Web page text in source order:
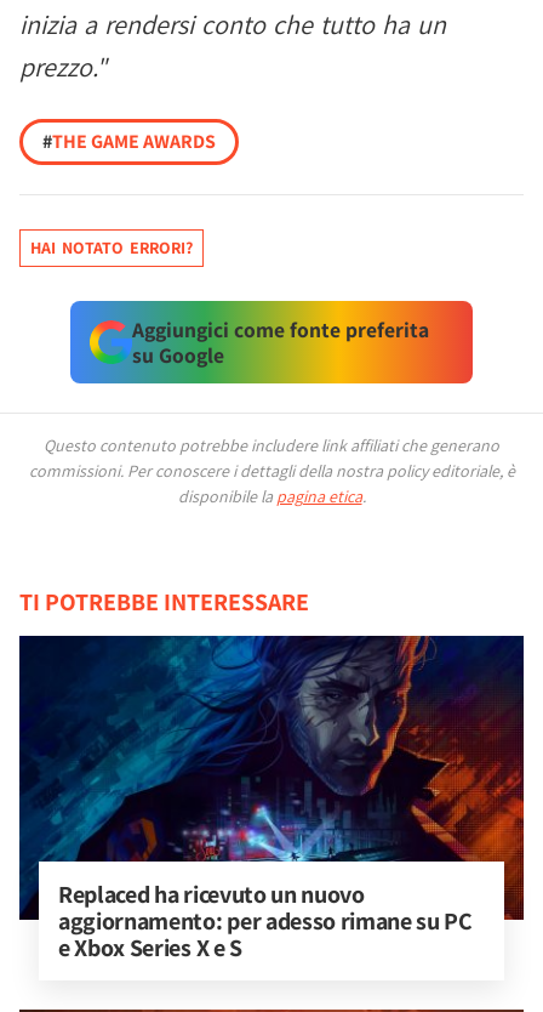
inizia a rendersi conto che tutto ha un
prezzo."
#THE GAME AWARDS
HAI NOTATO ERRORI?
Aggiungici come fonte preferita
su Google
Questo contenuto potrebbe includere link affiliati che generano
commissioni. Per conoscere i dettagli della nostra policy editoriale, è
disponibile la pagina etica.
TI POTREBBE INTERESSARE
Replaced ha ricevuto un nuovo
aggiornamento: per adesso rimane su PC
e Xbox Series X e S